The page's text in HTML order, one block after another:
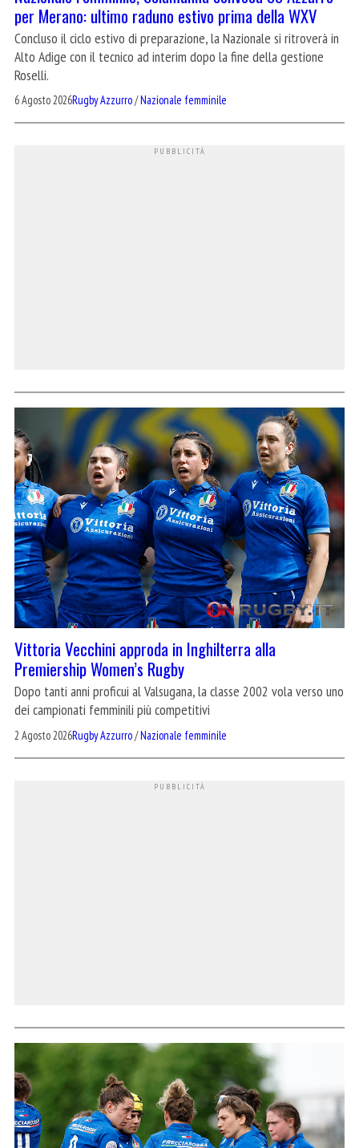
per Merano: ultimo raduno estivo prima della WXV
Concluso il ciclo estivo di preparazione, la Nazionale si ritroverà in
Alto Adige con il tecnico ad interim dopo la fine della gestione
Roselli.
6 Agosto 2026Rugby Azzurro/Nazionale femminile
Vittoria Vecchini approda in Inghilterra alla
Premiership Women’s Rugby
Dopo tanti anni proficui al Valsugana, la classe 2002 vola verso uno
dei campionati femminili più competitivi
2 Agosto 2026Rugby Azzurro/Nazionale femminile